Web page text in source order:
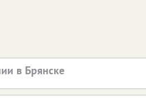
в Брянске